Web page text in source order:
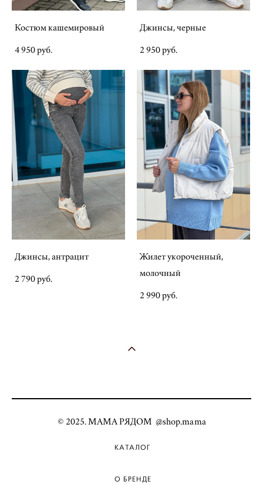
Костюм кашемировый
4 950 pуб.
Джинсы, черные
2 950 pуб.
Джинсы, антрацит
2 790 pуб.
Жилет укороченный,
молочный
2 990 pуб.
© 2025. МАМА РЯДОМ @shop.mama
КАТАЛОГ
О БРЕНДЕ